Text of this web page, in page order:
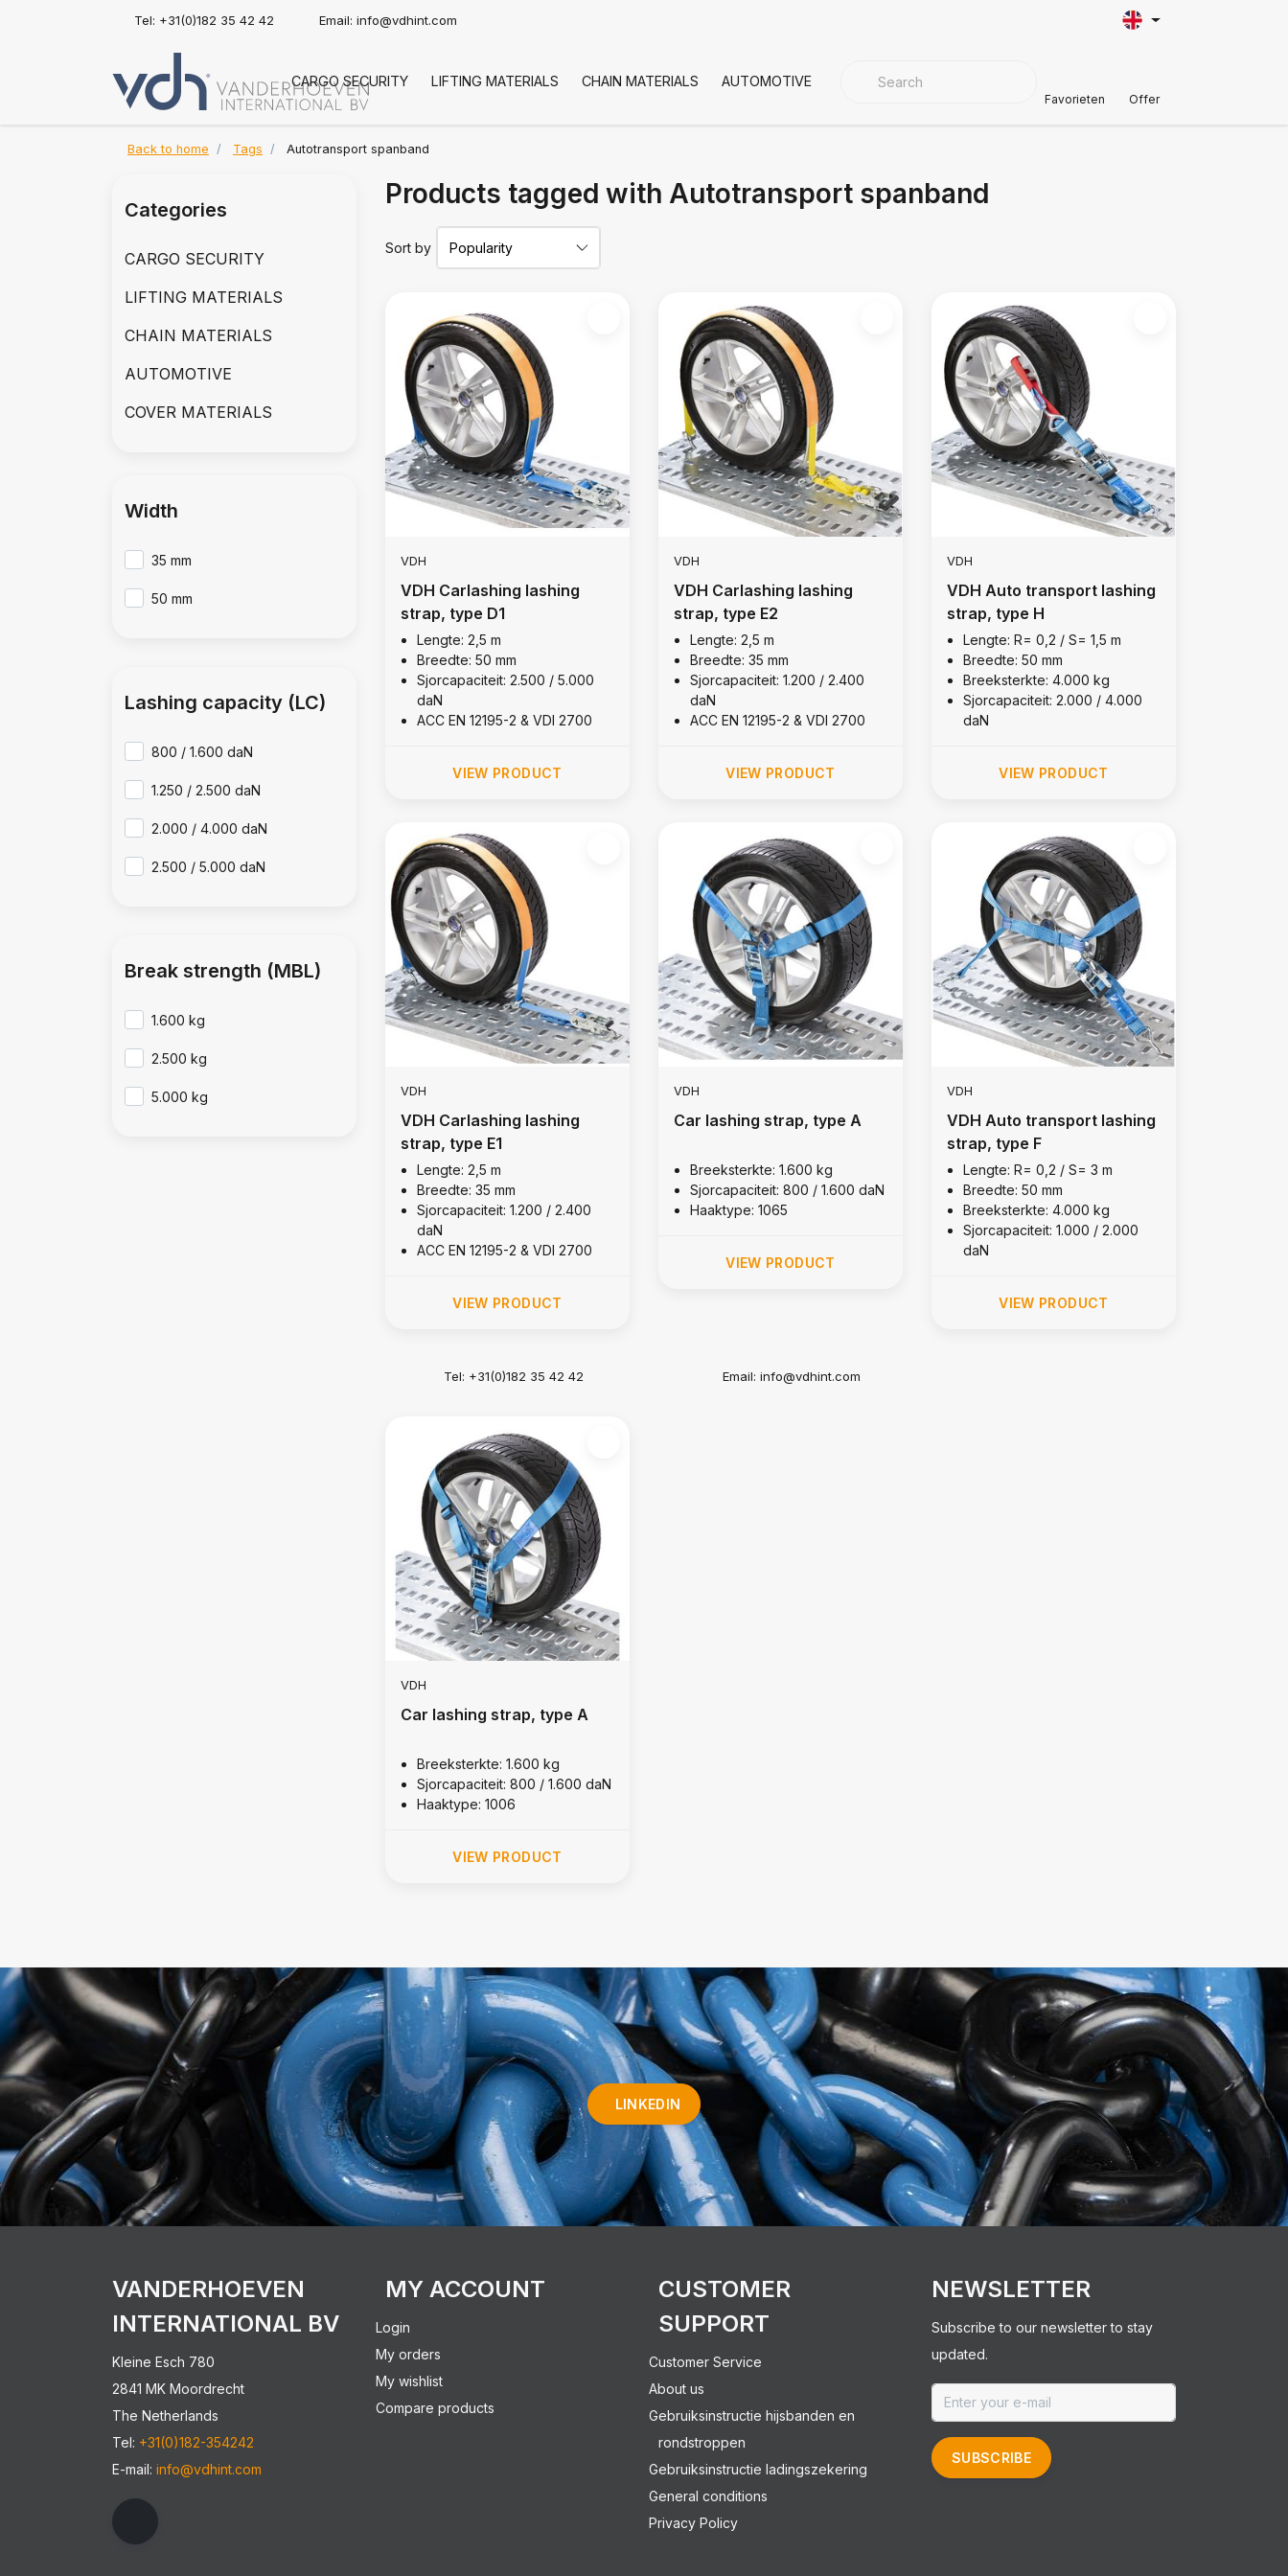
Tel: +31(0)182 35 42 42 Email: info@vdhint.com
CARGO SECURITY LIFTING MATERIALS CHAIN MATERIALS AUTOMOTIVE COVER MATERIALS
Favorieten Offer
Back to home Tags Autotransport spanband
Products tagged with Autotransport spanband
Sort by
VDH
VDH Carlashing lashing
strap, type D1
Lengte: 2,5 m
Breedte: 50 mm
Sjorcapaciteit: 2.500 / 5.000
daN
ACC EN 12195-2 & VDI 2700
VIEW PRODUCT
VDH
VDH Carlashing lashing
strap, type E2
Lengte: 2,5 m
Breedte: 35 mm
Sjorcapaciteit: 1.200 / 2.400
daN
ACC EN 12195-2 & VDI 2700
VIEW PRODUCT
VDH
VDH Auto transport lashing
strap, type H
Lengte: R= 0,2 / S= 1,5 m
Breedte: 50 mm
Breeksterkte: 4.000 kg
Sjorcapaciteit: 2.000 / 4.000
daN
VIEW PRODUCT
VDH
VDH Carlashing lashing
strap, type E1
Lengte: 2,5 m
Breedte: 35 mm
Sjorcapaciteit: 1.200 / 2.400
daN
ACC EN 12195-2 & VDI 2700
VIEW PRODUCT
VDH
Car lashing strap, type A
Breeksterkte: 1.600 kg
Sjorcapaciteit: 800 / 1.600 daN
Haaktype: 1065
VIEW PRODUCT
VDH
VDH Auto transport lashing
strap, type F
Lengte: R= 0,2 / S= 3 m
Breedte: 50 mm
Breeksterkte: 4.000 kg
Sjorcapaciteit: 1.000 / 2.000
daN
VIEW PRODUCT
Tel: +31(0)182 35 42 42 Email: info@vdhint.com
VDH
Car lashing strap, type A
Breeksterkte: 1.600 kg
Sjorcapaciteit: 800 / 1.600 daN
Haaktype: 1006
VIEW PRODUCT
Categories
CARGO SECURITY
LIFTING MATERIALS
CHAIN MATERIALS
AUTOMOTIVE
COVER MATERIALS
Width
35 mm
50 mm
Lashing capacity (LC)
800 / 1.600 daN
1.250 / 2.500 daN
2.000 / 4.000 daN
2.500 / 5.000 daN
Break strength (MBL)
1.600 kg
2.500 kg
5.000 kg
LINKEDIN
VANDERHOEVEN
INTERNATIONAL BV
Kleine Esch 780
2841 MK Moordrecht
The Netherlands
Tel: +31(0)182-354242
E-mail: info@vdhint.com
MY ACCOUNT
Login
My orders
My wishlist
Compare products
CUSTOMER
SUPPORT
Customer Service
About us
Gebruiksinstructie hijsbanden en
rondstroppen
Gebruiksinstructie ladingszekering
General conditions
Privacy Policy
NEWSLETTER
Subscribe to our newsletter to stay
updated.
SUBSCRIBE